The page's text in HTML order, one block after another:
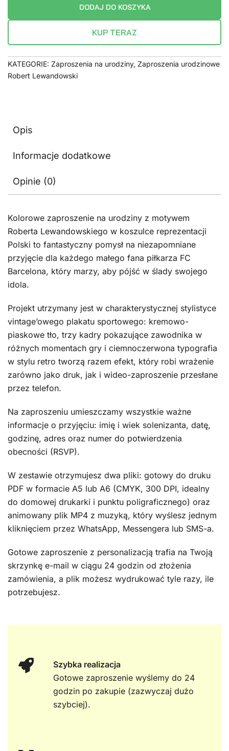
DODAJ DO KOSZYKA
KUP TERAZ
KATEGORIE: Zaproszenia na urodziny, Zaproszenia urodzinowe
Robert Lewandowski
Opis
Informacje dodatkowe
Opinie (0)
Kolorowe zaproszenie na urodziny z motywem
Roberta Lewandowskiego w koszulce reprezentacji
Polski to fantastyczny pomysł na niezapomniane
przyjęcie dla każdego małego fana piłkarza FC
Barcelona, który marzy, aby pójść w ślady swojego
idola.
Projekt utrzymany jest w charakterystycznej stylistyce
vintage’owego plakatu sportowego: kremowo-
piaskowe tło, trzy kadry pokazujące zawodnika w
różnych momentach gry i ciemnoczerwona typografia
w stylu retro tworzą razem efekt, który robi wrażenie
zarówno jako druk, jak i wideo-zaproszenie przesłane
przez telefon.
Na zaproszeniu umieszczamy wszystkie ważne
informacje o przyjęciu: imię i wiek solenizanta, datę,
godzinę, adres oraz numer do potwierdzenia
obecności (RSVP).
W zestawie otrzymujesz dwa pliki: gotowy do druku
PDF w formacie A5 lub A6 (CMYK, 300 DPI, idealny
do domowej drukarki i punktu poligraficznego) oraz
animowany plik MP4 z muzyką, który wyślesz jednym
kliknięciem przez WhatsApp, Messengera lub SMS-a.
Gotowe zaproszenie z personalizacją trafia na Twoją
skrzynkę e-mail w ciągu 24 godzin od złożenia
zamówienia, a plik możesz wydrukować tyle razy, ile
potrzebujesz.
Szybka realizacja
Gotowe zaproszenie wyślemy do 24
godzin po zakupie (zazwyczaj dużo
szybciej).